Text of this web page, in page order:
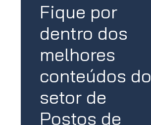
Fique por
dentro dos
melhores
conteúdos do
setor de
Postos de